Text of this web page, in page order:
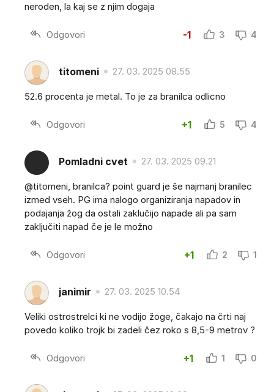
neroden, la kaj se z njim dogaja
Odgovori -1 3 4
titomeni 27. 03. 2025 08.55
52.6 procenta je metal. To je za branilca odlicno
Odgovori +1 5 4
Pomladni cvet 27. 03. 2025 09.21
@titomeni, branilca? point guard je še najmanj branilec
izmed vseh. PG ima nalogo organiziranja napadov in
podajanja žog da ostali zaklučijo napade ali pa sam
zaključiti napad če je le možno
Odgovori +1 2 1
janimir 27. 03. 2025 10.54
Veliki ostrostrelci ki ne vodijo žoge, čakajo na črti naj
povedo koliko trojk bi zadeli čez roko s 8,5-9 metrov ?
Odgovori +1 1 0